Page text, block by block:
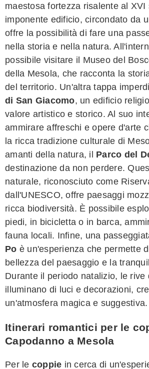
maestosa fortezza risalente al XVI
imponente edificio, circondato da
offre la possibilità di fare una
nella storia e nella natura.
possibile visitare il Museo del
della Mesola, che racconta la
del territorio. Un'altra tappa
di San Giacomo, un edificio
valore artistico e storico. Al suo
ammirare affreschi e opere d'arte
la ricca tradizione culturale di
amanti della natura, il Parco del
destinazione da non perdere.
naturale, riconosciuto come
dall'UNESCO, offre paesaggi
ricca biodiversità. È possibile
piedi, in bicicletta o in barca,
fauna locali. Infine, una
Po è un'esperienza che permette
bellezza del paesaggio e la
Durante il periodo natalizio, le rive
illuminano di luci e decorazioni,
un'atmosfera magica e suggestiva.
Itinerari romantici per le
Capodanno a Mesola
Per le coppie in cerca di